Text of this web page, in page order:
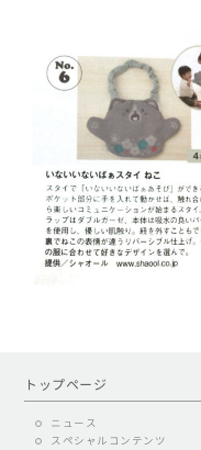
トップページ
ニュース
スペシャルコンテンツ